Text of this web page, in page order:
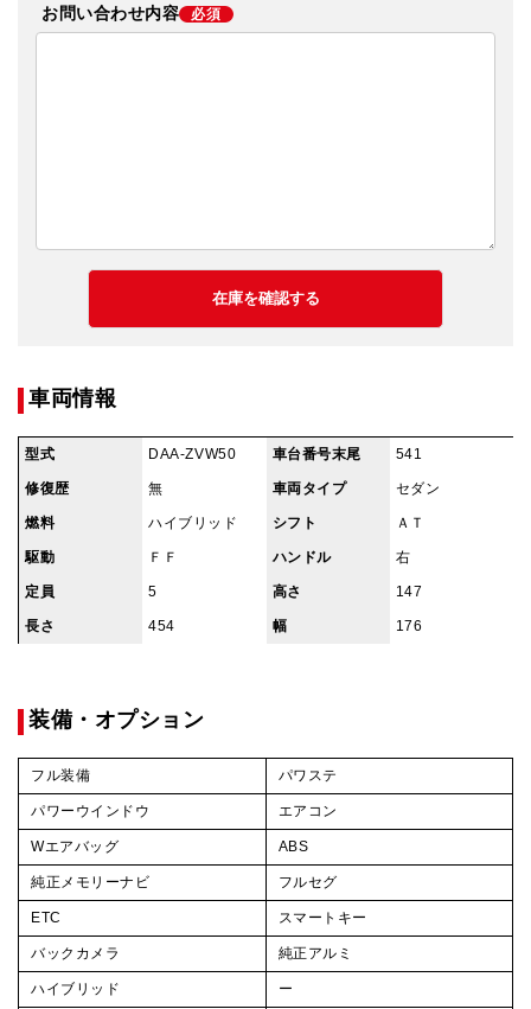
お問い合わせ内容 必須
車両情報
型式 DAA-ZVW50 車台番号末尾 541
修復歴 無 車両タイプ セダン
燃料 ハイブリッド シフト ＡＴ
駆動 ＦＦ ハンドル 右
定員 5 高さ 147
長さ 454 幅 176
装備・オプション
フル装備 パワステ
パワーウインドウ エアコン
Wエアバッグ ABS
純正メモリーナビ フルセグ
ETC スマートキー
バックカメラ 純正アルミ
ハイブリッド ー